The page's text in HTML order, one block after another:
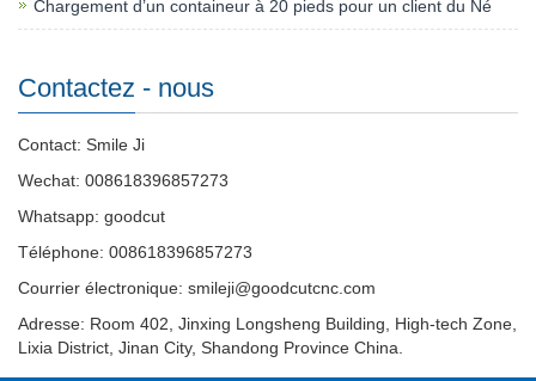
Chargement d’un containeur à 20 pieds pour un client du Né
Contactez - nous
Contact: Smile Ji
Wechat: 008618396857273
Whatsapp: goodcut
Téléphone: 008618396857273
Courrier électronique: smileji@goodcutcnc.com
Adresse: Room 402, Jinxing Longsheng Building, High-tech Zone,
Lixia District, Jinan City, Shandong Province China.